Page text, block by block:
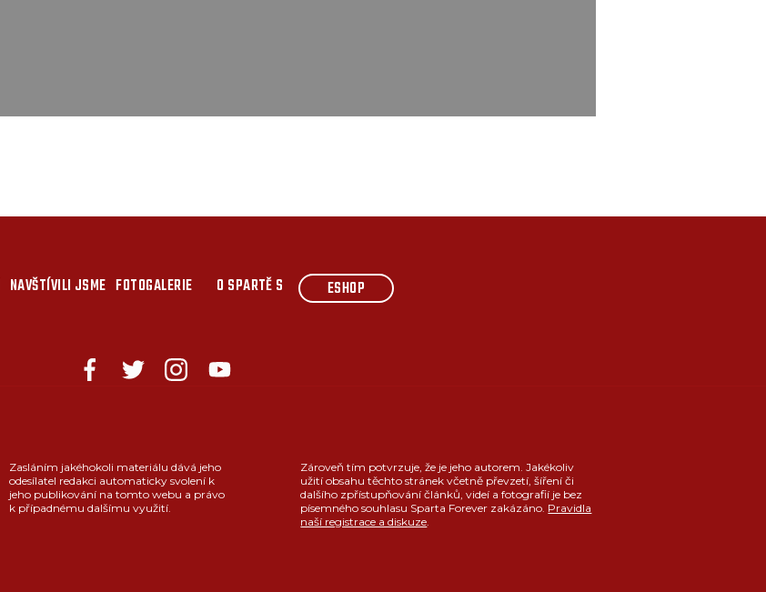
NAVŠTÍVILI JSME FOTOGALERIE O SPARTĚ S ESHOP
Zasláním jakéhokoli materiálu dává jeho
odesílatel redakci automaticky svolení k
jeho publikování na tomto webu a právo
k případnému dalšímu využití.
Zároveň tím potvrzuje, že je jeho autorem. Jakékoliv
užití obsahu těchto stránek včetně převzetí, šíření či
dalšího zpřístupňování článků, videí a fotografií je bez
písemného souhlasu Sparta Forever zakázáno. Pravidla
naší registrace a diskuze